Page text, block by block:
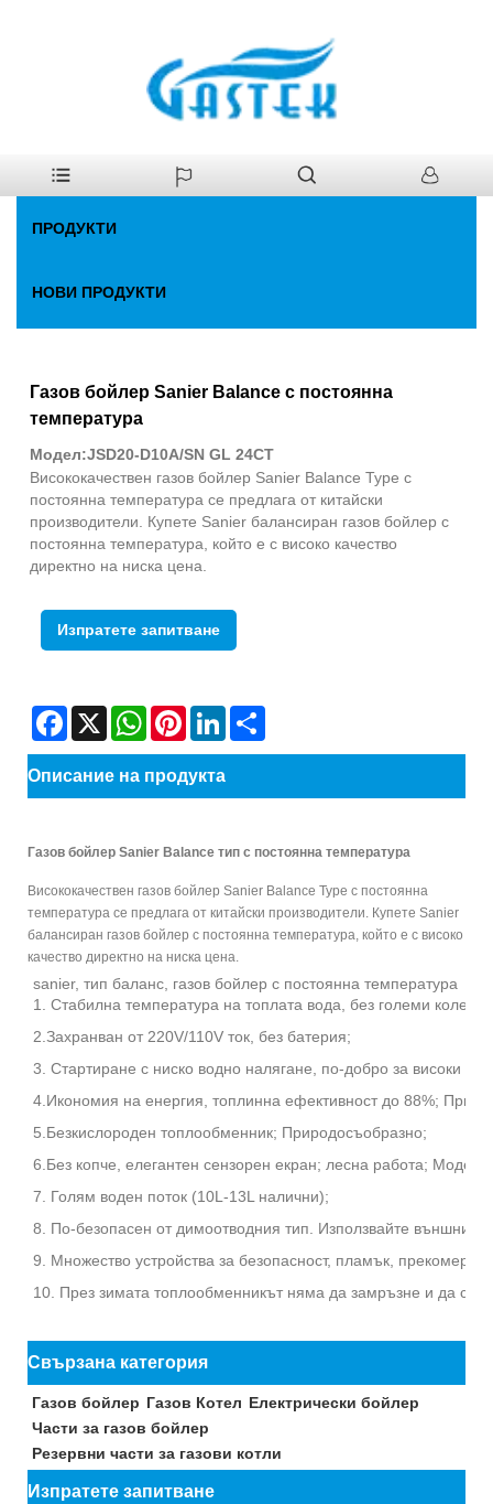
Газов бойлер
ПРОДУКТИ
НОВИ ПРОДУКТИ
Газов бойлер Sanier Balance с постоянна
температура
Модел:JSD20-D10A/SN GL 24CT
Висококачествен газов бойлер Sanier Balance Type с
постоянна температура се предлага от китайски
производители. Купете Sanier балансиран газов бойлер с
постоянна температура, който е с високо качество
директно на ниска цена.
Изпратете запитване
Facebook
X WhatsAppPinterestLinkedIn
Описание на продукта
Газов бойлер Sanier Balance тип с постоянна температура
Висококачествен газов бойлер Sanier Balance Type с постоянна
температура се предлага от китайски производители. Купете Sanier
балансиран газов бойлер с постоянна температура, който е с високо
качество директно на ниска цена.
sanier, тип баланс, газов бойлер с постоянна температура
1. Стабилна температура на топлата вода, без големи
2.Захранван от 220V/110V ток, без батерия;
3. Стартиране с ниско водно налягане, по-добро за високи
4.Икономия на енергия, топлинна ефективност до 88%;
5.Безкислороден топлообменник; Природосъобразно;
6.Без копче, елегантен сензорен екран; лесна работа; Моден
7. Голям воден поток (10L-13L налични);
8. По-безопасен от димоотводния тип. Използвайте външния
9. Множество устройства за безопасност, пламък,
10. През зимата топлообменникът няма да замръзне и да се
Свързана категория
Газов бойлер Газов Котел Електрически бойлер
Части за газов бойлер
Резервни части за газови котли
Изпратете запитване